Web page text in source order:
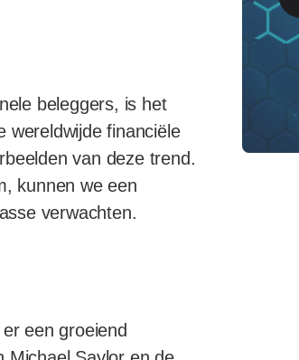
beleggers, is het
wereldwijde financiële
van deze trend.
kunnen we een
verwachten.
een groeiend